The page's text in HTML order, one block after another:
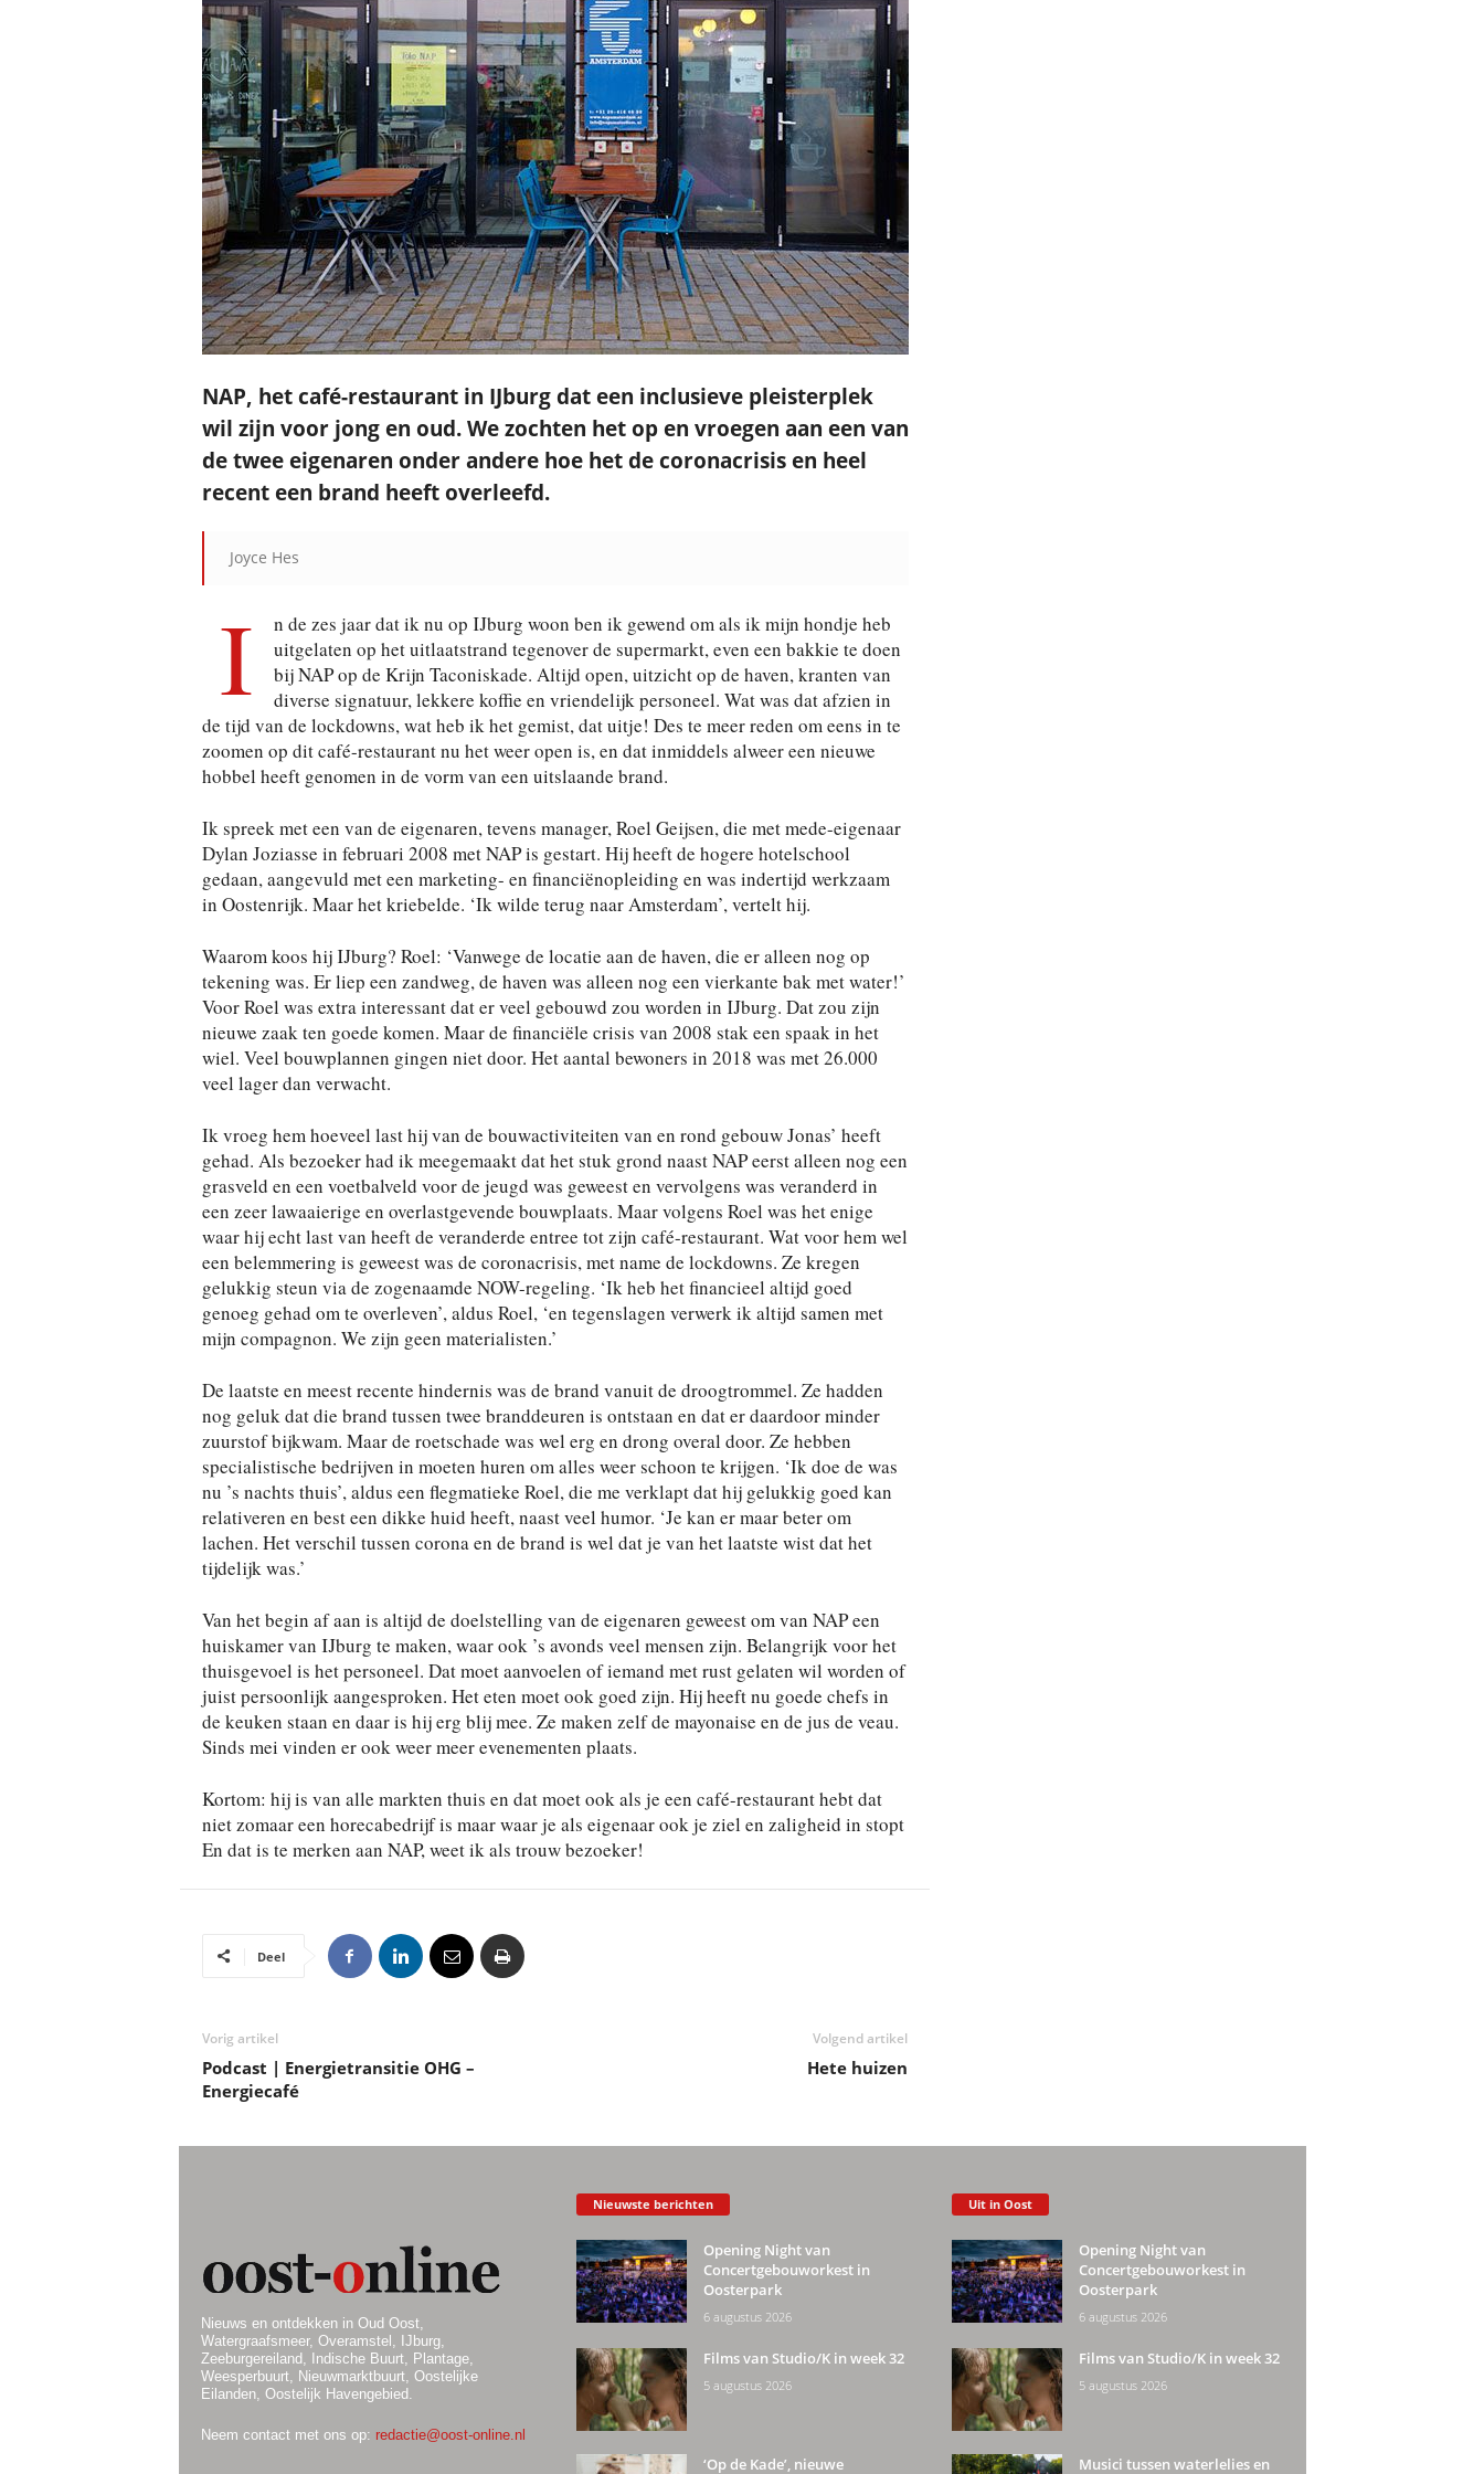
NAP, het café-restaurant in IJburg dat een inclusieve pleisterplek
wil zijn voor jong en oud. We zochten het op en vroegen aan een van
de twee eigenaren onder andere hoe het de coronacrisis en heel
recent een brand heeft overleefd.
Joyce Hes
I
n de zes jaar dat ik nu op IJburg woon ben ik gewend om als ik mijn hondje heb
uitgelaten op het uitlaatstrand tegenover de supermarkt, even een bakkie te doen
bij NAP op de Krijn Taconiskade. Altijd open, uitzicht op de haven, kranten van
diverse signatuur, lekkere koffie en vriendelijk personeel. Wat was dat afzien in
de tijd van de lockdowns, wat heb ik het gemist, dat uitje! Des te meer reden om eens in te
zoomen op dit café-restaurant nu het weer open is, en dat inmiddels alweer een nieuwe
hobbel heeft genomen in de vorm van een uitslaande brand.
Ik spreek met een van de eigenaren, tevens manager, Roel Geijsen, die met mede-eigenaar
Dylan Joziasse in februari 2008 met NAP is gestart. Hij heeft de hogere hotelschool
gedaan, aangevuld met een marketing- en financiënopleiding en was indertijd werkzaam
in Oostenrijk. Maar het kriebelde. ‘Ik wilde terug naar Amsterdam’, vertelt hij.
Waarom koos hij IJburg? Roel: ‘Vanwege de locatie aan de haven, die er alleen nog op
tekening was. Er liep een zandweg, de haven was alleen nog een vierkante bak met water!’
Voor Roel was extra interessant dat er veel gebouwd zou worden in IJburg. Dat zou zijn
nieuwe zaak ten goede komen. Maar de financiële crisis van 2008 stak een spaak in het
wiel. Veel bouwplannen gingen niet door. Het aantal bewoners in 2018 was met 26.000
veel lager dan verwacht.
Ik vroeg hem hoeveel last hij van de bouwactiviteiten van en rond gebouw Jonas’ heeft
gehad. Als bezoeker had ik meegemaakt dat het stuk grond naast NAP eerst alleen nog een
grasveld en een voetbalveld voor de jeugd was geweest en vervolgens was veranderd in
een zeer lawaaierige en overlastgevende bouwplaats. Maar volgens Roel was het enige
waar hij echt last van heeft de veranderde entree tot zijn café-restaurant. Wat voor hem wel
een belemmering is geweest was de coronacrisis, met name de lockdowns. Ze kregen
gelukkig steun via de zogenaamde NOW-regeling. ‘Ik heb het financieel altijd goed
genoeg gehad om te overleven’, aldus Roel, ‘en tegenslagen verwerk ik altijd samen met
mijn compagnon. We zijn geen materialisten.’
De laatste en meest recente hindernis was de brand vanuit de droogtrommel. Ze hadden
nog geluk dat die brand tussen twee branddeuren is ontstaan en dat er daardoor minder
zuurstof bijkwam. Maar de roetschade was wel erg en drong overal door. Ze hebben
specialistische bedrijven in moeten huren om alles weer schoon te krijgen. ‘Ik doe de was
nu ’s nachts thuis’, aldus een flegmatieke Roel, die me verklapt dat hij gelukkig goed kan
relativeren en best een dikke huid heeft, naast veel humor. ‘Je kan er maar beter om
lachen. Het verschil tussen corona en de brand is wel dat je van het laatste wist dat het
tijdelijk was.’
Van het begin af aan is altijd de doelstelling van de eigenaren geweest om van NAP een
huiskamer van IJburg te maken, waar ook ’s avonds veel mensen zijn. Belangrijk voor het
thuisgevoel is het personeel. Dat moet aanvoelen of iemand met rust gelaten wil worden of
juist persoonlijk aangesproken. Het eten moet ook goed zijn. Hij heeft nu goede chefs in
de keuken staan en daar is hij erg blij mee. Ze maken zelf de mayonaise en de jus de veau.
Sinds mei vinden er ook weer meer evenementen plaats.
Kortom: hij is van alle markten thuis en dat moet ook als je een café-restaurant hebt dat
niet zomaar een horecabedrijf is maar waar je als eigenaar ook je ziel en zaligheid in stopt
En dat is te merken aan NAP, weet ik als trouw bezoeker!
Deel
Vorig artikel
Podcast | Energietransitie OHG –
Energiecafé
Volgend artikel
Hete huizen
Nieuws en ontdekken in Oud Oost,
Watergraafsmeer, Overamstel, IJburg,
Zeeburgereiland, Indische Buurt, Plantage,
Weesperbuurt, Nieuwmarktbuurt, Oostelijke
Eilanden, Oostelijk Havengebied.
Neem contact met ons op: redactie@oost-online.nl
Nieuwste berichten
Opening Night van
Concertgebouworkest in
Oosterpark
6 augustus 2026
Films van Studio/K in week 32
5 augustus 2026
‘Op de Kade’, nieuwe
Uit in Oost
Opening Night van
Concertgebouworkest in
Oosterpark
6 augustus 2026
Films van Studio/K in week 32
5 augustus 2026
Musici tussen waterlelies en